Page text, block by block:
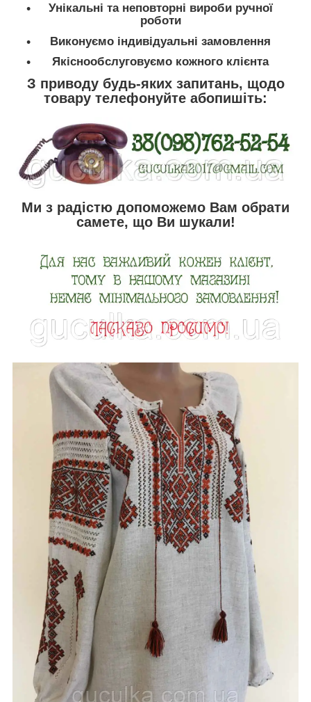
Унікальні та неповторні вироби ручної
роботи
Виконуємо індивідуальні замовлення
Якіснообслуговуємо кожного клієнта
З приводу будь-яких запитань, щодо
товару телефонуйте абопишіть:
Ми з радістю допоможемо Вам обрати
самете, що Ви шукали!